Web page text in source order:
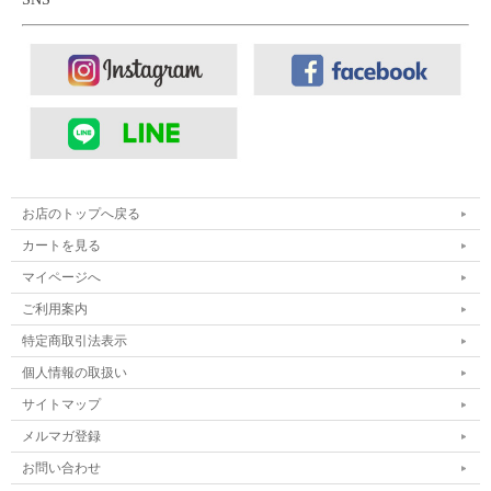
お店のトップへ戻る
カートを見る
マイページへ
ご利用案内
特定商取引法表示
個人情報の取扱い
サイトマップ
メルマガ登録
お問い合わせ